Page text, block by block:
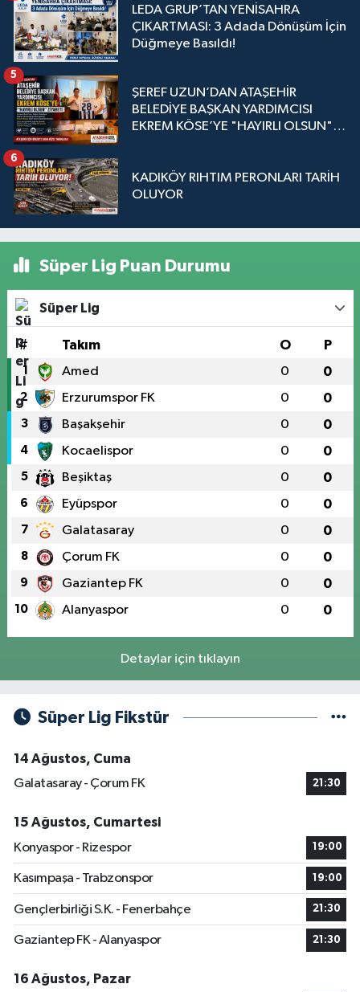
LEDA GRUP’TAN YENİSAHRA
ÇIKARTMASI: 3 Adada Dönüşüm İçin
Düğmeye Basıldı!
ŞEREF UZUN’DAN ATAŞEHİR
BELEDİYE BAŞKAN YARDIMCISI
EKREM KÖSE’YE "HAYIRLI OLSUN"
5
KADIKÖY RIHTIM PERONLARI TARİH
OLUYOR
6
Süper Lig Puan Durumu
Süper Lig
# Takım O P
1 Amed 0 0
2 Erzurumspor FK 0 0
3 Başakşehir 0 0
4 Kocaelispor 0 0
5 Beşiktaş 0 0
6 Eyüpspor 0 0
7 Galatasaray 0 0
8 Çorum FK 0 0
9 Gaziantep FK 0 0
10 Alanyaspor 0 0
Detaylar için tıklayın
Süper Lig Fikstür
14 Ağustos, Cuma
Galatasaray - Çorum FK
21:30
15 Ağustos, Cumartesi
Konyaspor - Rizespor
19:00
Kasımpaşa - Trabzonspor 19:00
Gençlerbirliği S.K. - Fenerbahçe 21:30
Gaziantep FK - Alanyaspor 21:30
16 Ağustos, Pazar